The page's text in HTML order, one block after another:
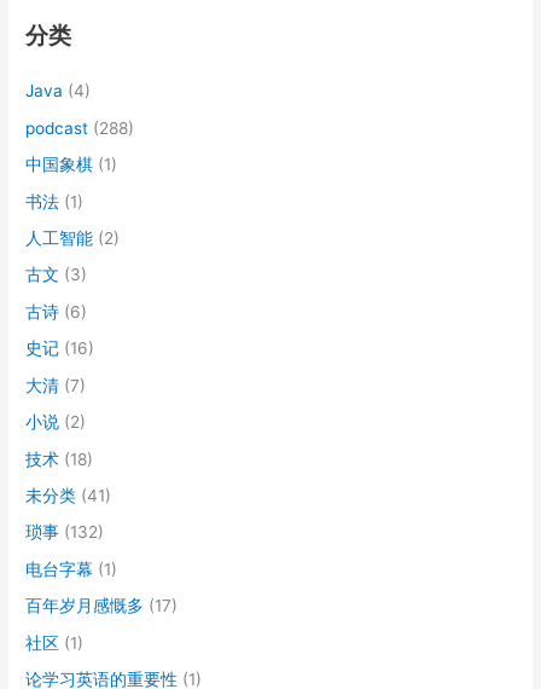
分类
Java (4)
podcast (288)
中国象棋 (1)
书法 (1)
人工智能 (2)
古文 (3)
古诗 (6)
史记 (16)
大清 (7)
小说 (2)
技术 (18)
未分类 (41)
琐事 (132)
电台字幕 (1)
百年岁月感慨多 (17)
社区 (1)
论学习英语的重要性 (1)